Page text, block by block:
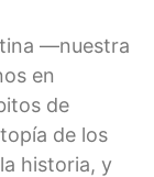
—nuestra
en
de
de los
historia, y